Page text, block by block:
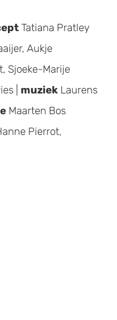
Tatiana Pratley
Aukje
Sjoeke-Marije
| muziek Laurens
Maarten Bos
Pierrot,